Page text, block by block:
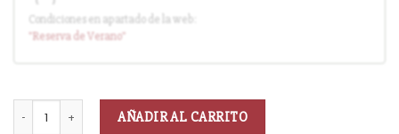
Entrega en cuanto el pedido esté disponible (sin descuento)
Condiciones en apartado de la web:
"Reservade Verano"
AÑADIR AL CARRITO